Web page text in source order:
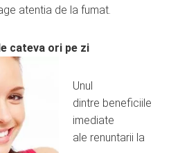
atentia de la fumat.
cateva ori pe zi
Unul
dintre beneficiile
imediate
ale renuntarii la